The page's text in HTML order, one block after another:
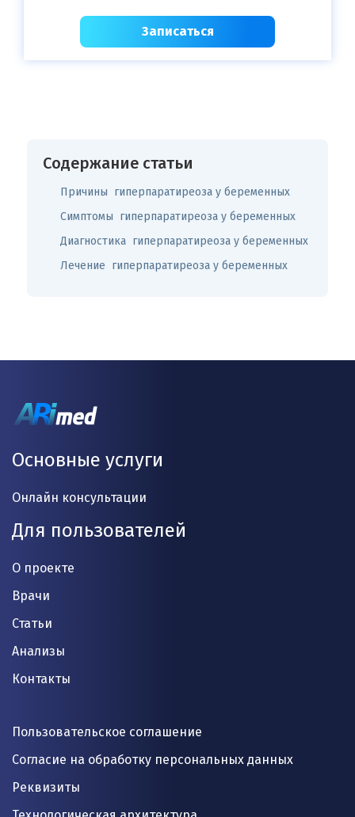
Записаться
Содержание статьи
Причины гиперпаратиреоза у беременных
Симптомы гиперпаратиреоза у беременных
Диагностика гиперпаратиреоза у беременных
Лечение гиперпаратиреоза у беременных
Основные услуги
Онлайн консультации
Для пользователей
О проекте
Врачи
Статьи
Анализы
Контакты
Пользовательское соглашение
Согласие на обработку персональных данных
Реквизиты